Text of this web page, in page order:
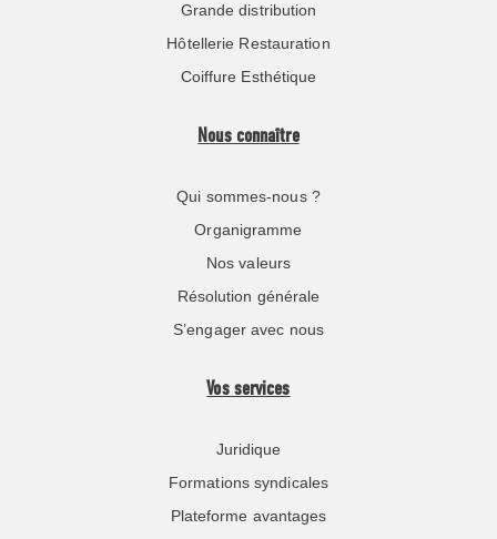
Grande distribution
Hôtellerie Restauration
Coiffure Esthétique
Nous connaître
Qui sommes-nous ?
Organigramme
Nos valeurs
Résolution générale
S’engager avec nous
Vos services
Juridique
Formations syndicales
Plateforme avantages